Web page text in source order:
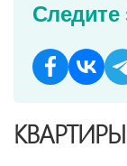
Следите